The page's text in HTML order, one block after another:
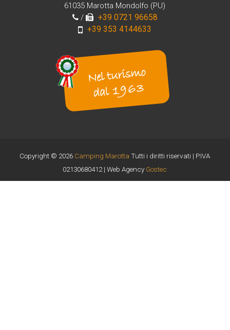
61035 Marotta Mondolfo (PU)
/
+39 0721 96658
+39 353 4144633
Copyright © 2026 Camping Marotta Tutti i diritti riservati | P.IVA
02130680412 | Web Agency Gostec